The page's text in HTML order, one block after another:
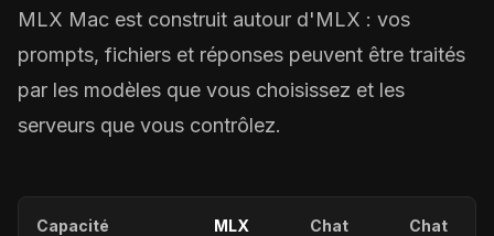
MLX Mac est construit autour d'MLX : vos
prompts, fichiers et réponses peuvent être traités
par les modèles que vous choisissez et les
serveurs que vous contrôlez.
Capacité
MLX
Chat
Chat